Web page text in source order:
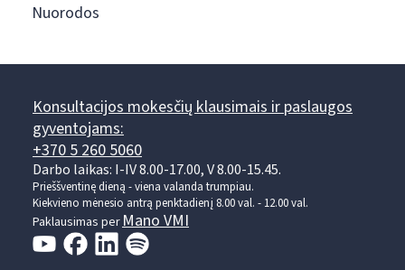
Nuorodos
Konsultacijos mokesčių klausimais ir paslaugos
gyventojams:
+370 5 260 5060
Darbo laikas: I-IV 8.00-17.00, V 8.00-15.45.
Prieššventinę dieną - viena valanda trumpiau.
Kiekvieno mėnesio antrą penktadienį 8.00 val. - 12.00 val.
Paklausimas per Mano VMI